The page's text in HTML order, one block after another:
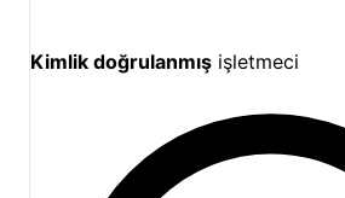
Kimlik doğrulanmış işletmeci